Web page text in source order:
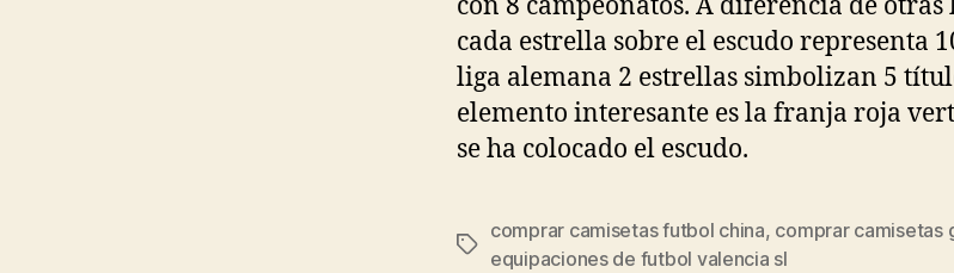
cada estrella sobre el escudo representa
liga alemana 2 estrellas simbolizan 5
elemento interesante es la franja roja
se ha colocado el escudo.
Etiquetas
comprar camisetas futbol china, comprar camisetas
equipaciones de futbol valencia sl